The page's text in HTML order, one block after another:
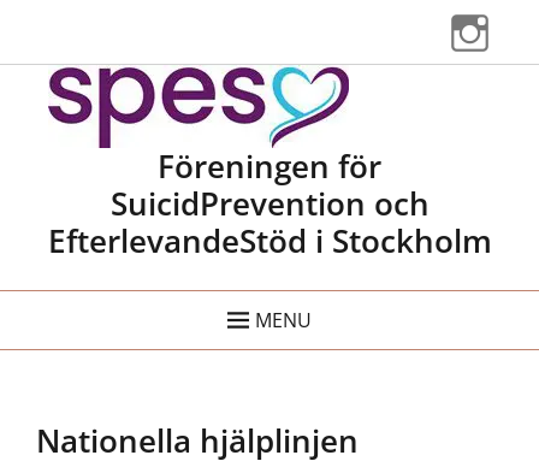
Spes Stockholm
Föreningen för
SuicidPrevention och
EfterlevandeStöd i Stockholm
MENU
Nationella hjälplinjen